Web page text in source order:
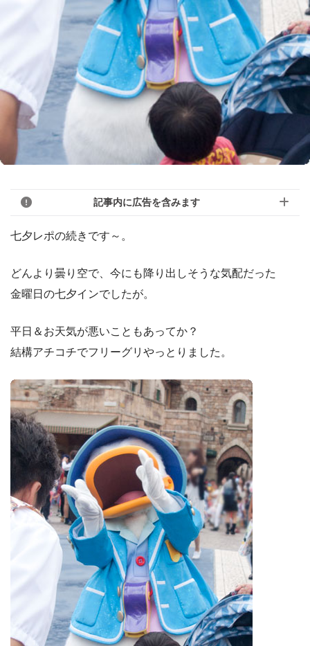
記事内に広告を含みます
七夕レポの続きです～。
どんより曇り空で、今にも降り出しそうな気配だった
金曜日の七夕インでしたが。
平日＆お天気が悪いこともあってか？
結構アチコチでフリーグリやっとりました。